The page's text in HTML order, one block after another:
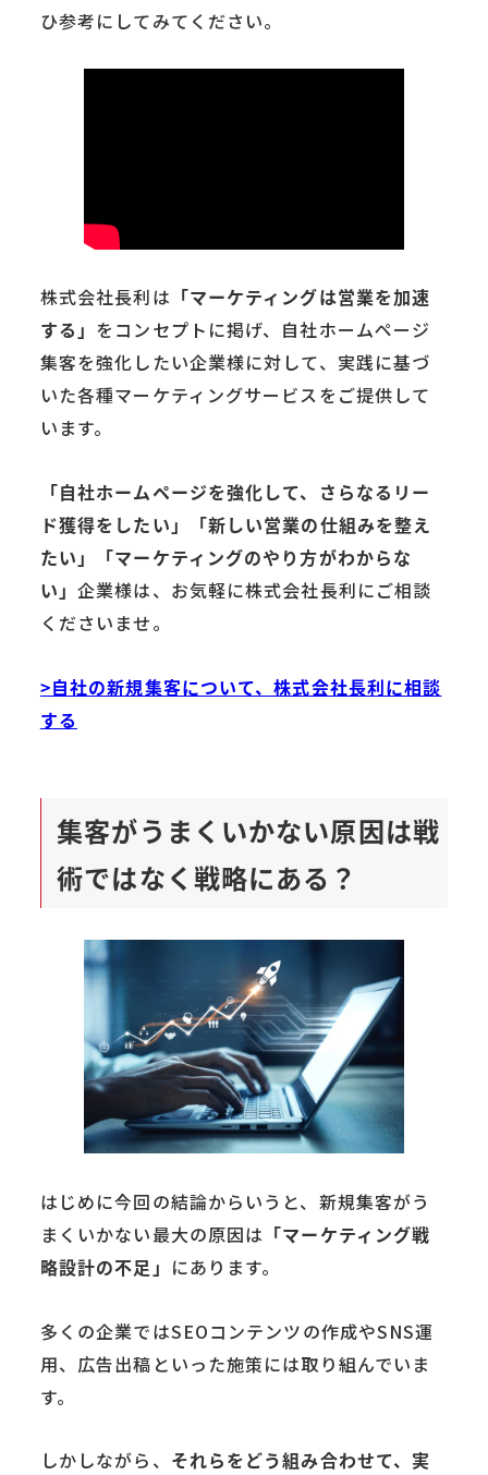
ひ参考にしてみてください。
株式会社長利は 「マーケティングは営業を加速
する」 をコンセプトに掲げ、自社ホームページ
集客を強化したい企業様に対して、実践に基づ
いた各種マーケティングサービスをご提供して
います。
「自社ホームページを強化して、さらなるリー
ド獲得をしたい」「新しい営業の仕組みを整え
たい」「マーケティングのやり方がわからな
い」企業様は、お気軽に株式会社長利にご相談
くださいませ。
>自社の新規集客について、株式会社長利に相談
する
集客がうまくいかない原因は戦
術ではなく戦略にある？
はじめに今回の結論からいうと、新規集客がう
まくいかない最大の原因は 「マーケティング戦
略設計の不足」 にあります。
多くの企業ではSEOコンテンツの作成やSNS運
用、広告出稿といった施策には取り組んでいま
す。
しかしながら、 それらをどう組み合わせて、実